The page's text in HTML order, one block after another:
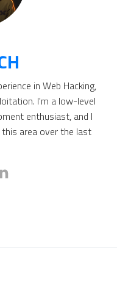
in Web Hacking,
I'm a low-level
enthusiast, and I
area over the last